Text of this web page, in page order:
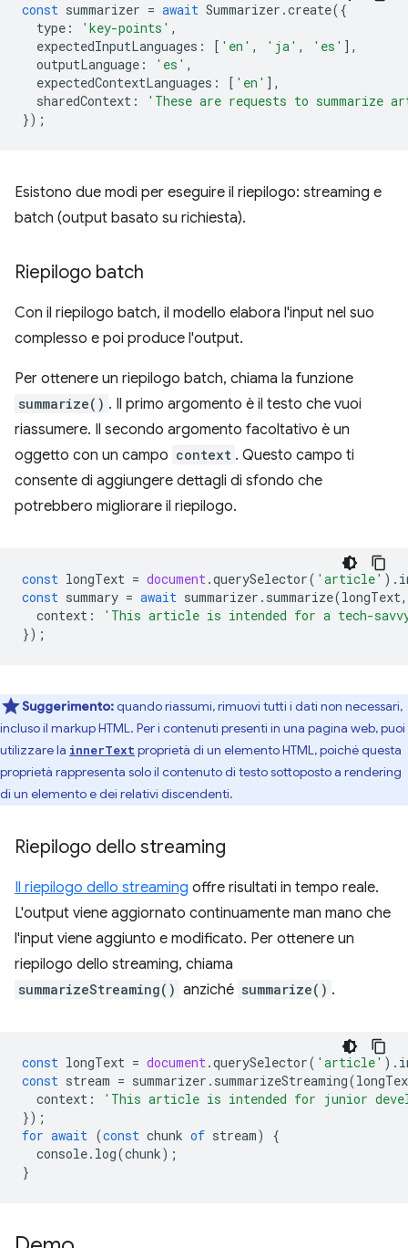
const summarizer = await Summarizer .create({
type : 'key-points' ,
expectedInputLanguages : [ 'en' , 'ja' , 'es' ],
outputLanguage : 'es' ,
expectedContextLanguages : [ 'en' ],
sharedContext :
'These are requests to summarize
});
Esistono due modi per eseguire il riepilogo: streaming e
batch (output basato su richiesta).
Riepilogo batch
Con il riepilogo batch, il modello elabora l'input nel suo
complesso e poi produce l'output.
Per ottenere un riepilogo batch, chiama la funzione
summarize() . Il primo argomento è il testo che vuoi
riassumere. Il secondo argomento facoltativo è un
oggetto con un campo context . Questo campo ti
consente di aggiungere dettagli di sfondo che
potrebbero migliorare il riepilogo.
const longText = document.querySelector( 'article' ).
const summary = await summarizer . summarize(longText,
context :
'This article is intended for a tech-
});
Suggerimento:quando riassumi, rimuovi tutti i dati non necessari,
incluso il markup HTML. Per i contenuti presenti in una pagina web, puoi
utilizzare la innerText proprietà di un elemento HTML, poiché questa
proprietà rappresenta solo il contenuto di testo sottoposto a rendering
di un elemento e dei relativi discendenti.
Riepilogo dello streaming
Il riepilogo dello streaming offre risultati in tempo reale.
L'output viene aggiornato continuamente man mano che
l'input viene aggiunto e modificato. Per ottenere un
riepilogo dello streaming, chiama
summarizeStreaming() anziché summarize() .
const longText = document.querySelector( 'article' ).
const stream = summarizer . summarizeStreaming(
context :
'This article is intended for junior
});
for await (const chunk of stream)
{
console. log(chunk);
}